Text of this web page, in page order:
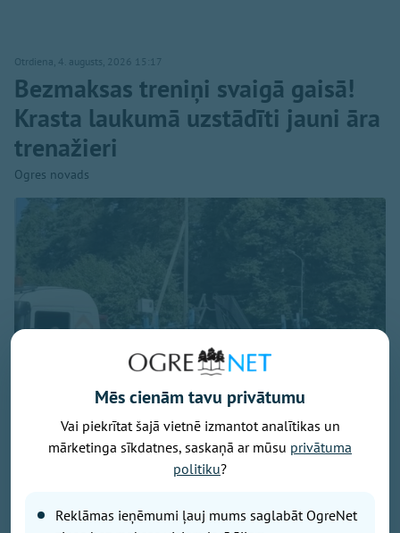
Otrdiena, 4. augusts, 2026 15:17
Bezmaksas treniņi svaigā gaisā!
Krasta laukumā uzstādīti jauni āra
trenažieri
Ogres novads
laukumā ikvienam būs iespēja bez maksas izmēģināt
Mēs cienām tavu privātumu
Vai piekrītat šajā vietnē izmantot analītikas un
mārketinga sīkdatnes, saskaņā ar mūsu privātuma
politiku?
Reklāmas ieņēmumi ļauj mums saglabāt OgreNet